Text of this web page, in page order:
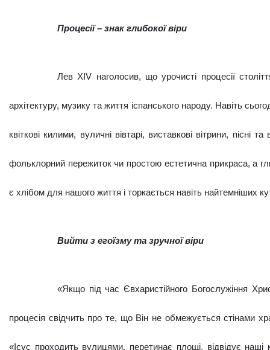
Процесії – знак глибокої віри
Лев XIV наголосив, що урочисті проце­сії
архітектуру, музику та життя іспанського народу. Навіть
квіткові килими, вуличні вівтарі, виставкові вітрини,
фоль­клорний пережиток чи простою естетична прикраса, а
є хлібом для нашо­го життя і торкається навіть найтемніших
Вийти з егоїзму та зручної віри
«Якщо під час Євхаристійного Богослу­жіння
процесія свідчить про те, що Він не обмежується стінами
«Ісус проходить вулицями, перетинає пло­щі, відвідує